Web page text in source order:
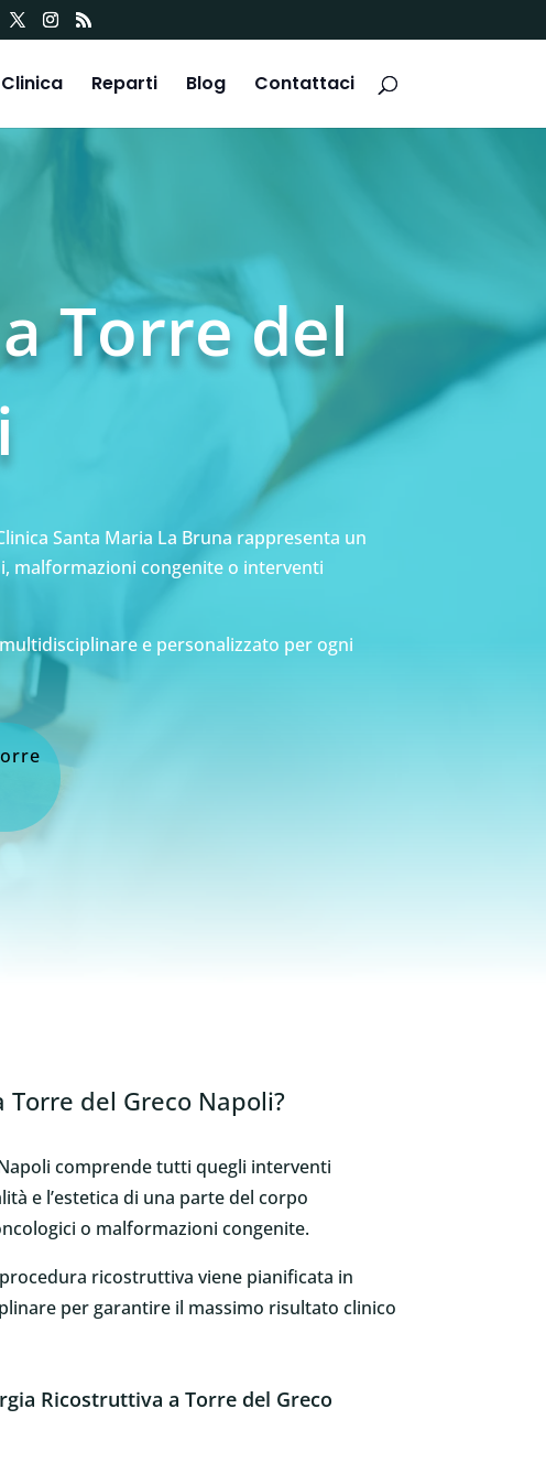
Reparti Blog Contattaci
Torre del
Santa Maria La Bruna rappresenta un
malformazioni congenite o interventi
e personalizzato per ogni
Torre del Greco Napoli?
comprende tutti quegli interventi
e l’estetica di una parte del corpo
o malformazioni congenite.
ricostruttiva viene pianificata in
per garantire il massimo risultato clinico
Ricostruttiva a Torre del Greco